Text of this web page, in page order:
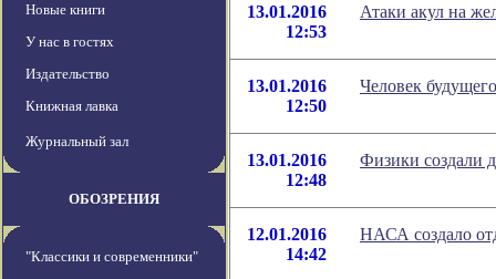
Новые книги
У нас в гостях
Издательство
Книжная лавка
Журнальный зал
ОБОЗРЕНИЯ
"Классики и современники"
13.01.2016
12:53
Атаки акул на
13.01.2016
12:50
Человек
13.01.2016
12:48
Физики создали
12.01.2016
14:42
НАСА создало